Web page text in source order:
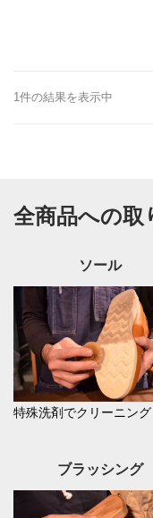
1件の結果を表示中
全商品への取
ソール
特殊洗剤でクリーニング
ブラッシング